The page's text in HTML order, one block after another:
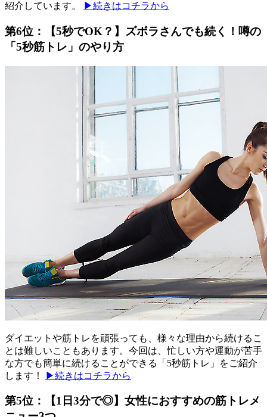
紹介しています。
▶続きはコチラから
第6位：【5秒でOK？】ズボラさんでも続く！噂の
「5秒筋トレ」のやり方
ダイエットや筋トレを頑張っても、様々な理由から続けるこ
とは難しいこともあります。今回は、忙しい方や運動が苦手
な方でも簡単に続けることができる「5秒筋トレ」をご紹介
します！
▶続きはコチラから
第5位：【1日3分で◎】女性におすすめの筋トレメ